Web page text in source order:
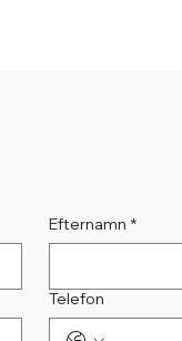
Efternamn *
Telefon